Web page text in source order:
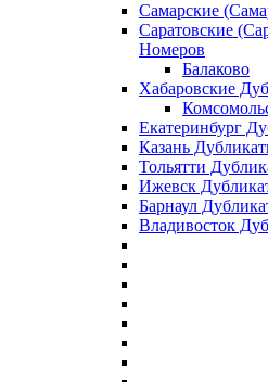
Самарские
Саратовские
Номеров
Балаково
Хабаровские
Екатеринбург
Казань
Тольятти
Ижевск
Барнаул
Владивосток